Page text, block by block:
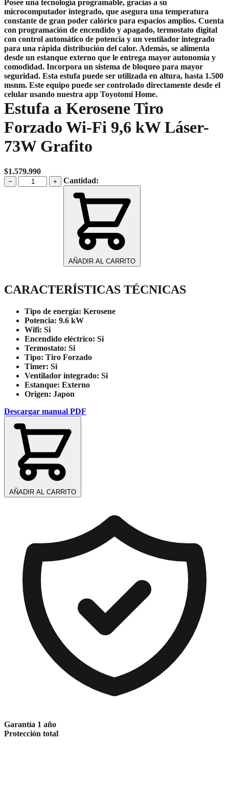
Posee una tecnología programable, gracias a su
microcomputador integrado, que asegura una temperatura
constante de gran poder calórico para espacios amplios. Cuenta
con programación de encendido y apagado, termostato digital
con control automático de potencia y un ventilador integrado
para una rápida distribución del calor. Además, se alimenta
desde un estanque externo que le entrega mayor autonomía y
comodidad. Incorpora un sistema de bloqueo para mayor
seguridad. Esta estufa puede ser utilizada en altura, hasta 1.500
msnm. Este equipo puede ser controlado directamente desde el
celular usando nuestra app Toyotomi Home.
Estufa a Kerosene Tiro
Forzado Wi-Fi 9,6 kW Láser-
73W Grafito
$1.579.990
Cantidad:
Estufa
a
cantidad
− +
AÑADIR AL CARRITO
CARACTERÍSTICAS TÉCNICAS
Tipo de energía: Kerosene
Potencia: 9.6 kW
Wifi: Si
Encendido eléctrico: Si
Termostato: Si
Tipo: Tiro Forzado
Timer: Si
Ventilador integrado: Si
Estanque: Externo
Origen: Japon
Descargar manual PDF
AÑADIR AL CARRITO
Garantía 1 año
Protección total